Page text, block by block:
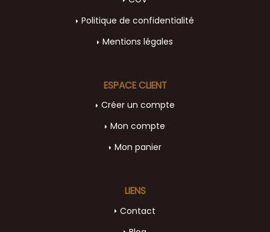
Politique de confidentialité
Mentions légales
LIENS
Contact
ESPACE CLIENT
Créer un compte
Mon compte
Mon panier